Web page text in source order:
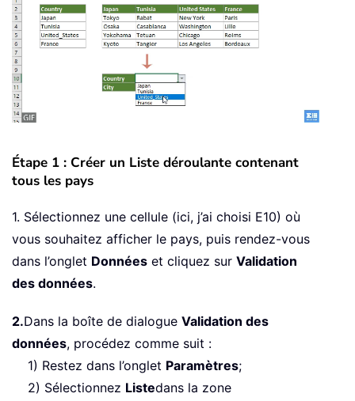
Étape 1 : Créer un Liste déroulante contenant
tous les pays
1. Sélectionnez une cellule (ici, j’ai choisi E10) où
vous souhaitez afficher le pays, puis rendez-vous
dans l’onglet Données et cliquez sur Validation
des données.
2.Dans la boîte de dialogue Validation des
données, procédez comme suit :
1) Restez dans l’onglet Paramètres;
2) Sélectionnez Listedans la zone